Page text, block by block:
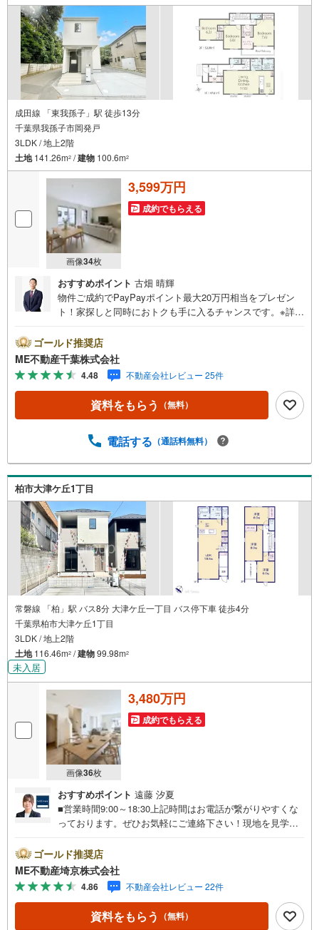
成田線 「東我孫子」駅 徒歩13分
千葉県我孫子市岡発戸
3LDK / 地上2階
土地141.26m2 /建物 100.6m2
画像34枚
3,599万円
成約でもらえる
おすすめポイント 古畑 晴輝
物件ご成約でPayPayポイント最大20万円相当をプレゼン
ト！家探しと同時におトクも手に入るチャンスです。※詳し
送迎無料！頭金なし・銀行比較＆相談可！ テレビで紹介さ
れた『やどかリッチ』使えます！豊かに過ごすには『イン
テリア』家具や家電と『エクステリア』カーポートや楽し
める庭、この充実度で変わってきます。これらを一括で購
入でき、その代金を住宅ローンに組み込むことが可能なサ
ービス、それがやどかリッチです。 頭金0円でもOK！（諸
の？疾病ってなに？ローン組めるかな？」わからないこと
ーンの組み方、知らないと損する税金のこと等トータルで
サポート致します！
ゴールド推奨店
ME不動産千葉株式会社
4.48 不動産会社レビュー 25件
資料をもらう （無料）
電話する （通話料無料）
柏市大津ケ丘1丁目
常磐線 「柏」駅 バス8分 大津ケ丘一丁目 バス停下車 徒歩4分
千葉県柏市大津ケ丘1丁目
3LDK / 地上2階
土地116.46m2 /建物99.98m2
未入居
画像36枚
3,480万円
成約でもらえる
おすすめポイント 遠藤 汐夏
■営業時間9:00～18:30上記時間はお電話が繋がりやすくな
っております。ぜひお気軽にご連絡下さい！現地を見学さ
ご希望の日時をご記入いただけますとスムーズにご案内が
可能です。■ご来店特典1.ご見学、ご来店後にアンケート記
入でもれなく3、000円のQUOカードプレゼント（1組様1回
限り後日郵送）2.未公開の物件情報をご紹介3.不動産ご購
入、ご売却、太陽光発電システムご検討中のお客様、ご紹
介でもれなくQUOカード3、000円分プレゼント更にご紹介
ゴールド推奨店
ME不動産埼京株式会社
4.86 不動産会社レビュー 22件
資料をもらう （無料）